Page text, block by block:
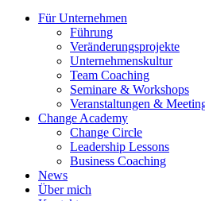
Für Unternehmen
Führung
Veränderungsprojekte
Unternehmenskultur
Team Coaching
Seminare & Workshops
Veranstaltungen &
Change Academy
Change Circle
Leadership Lessons
Business Coaching
News
Über mich